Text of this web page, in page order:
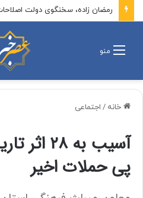
منو
خانه / اجتماعی
آسیب به
پی حملات اخیر